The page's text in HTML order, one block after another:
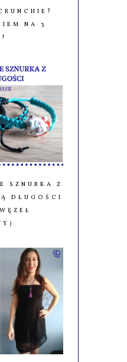
NA 3
SZNURKA Z
DŁUGOŚCI